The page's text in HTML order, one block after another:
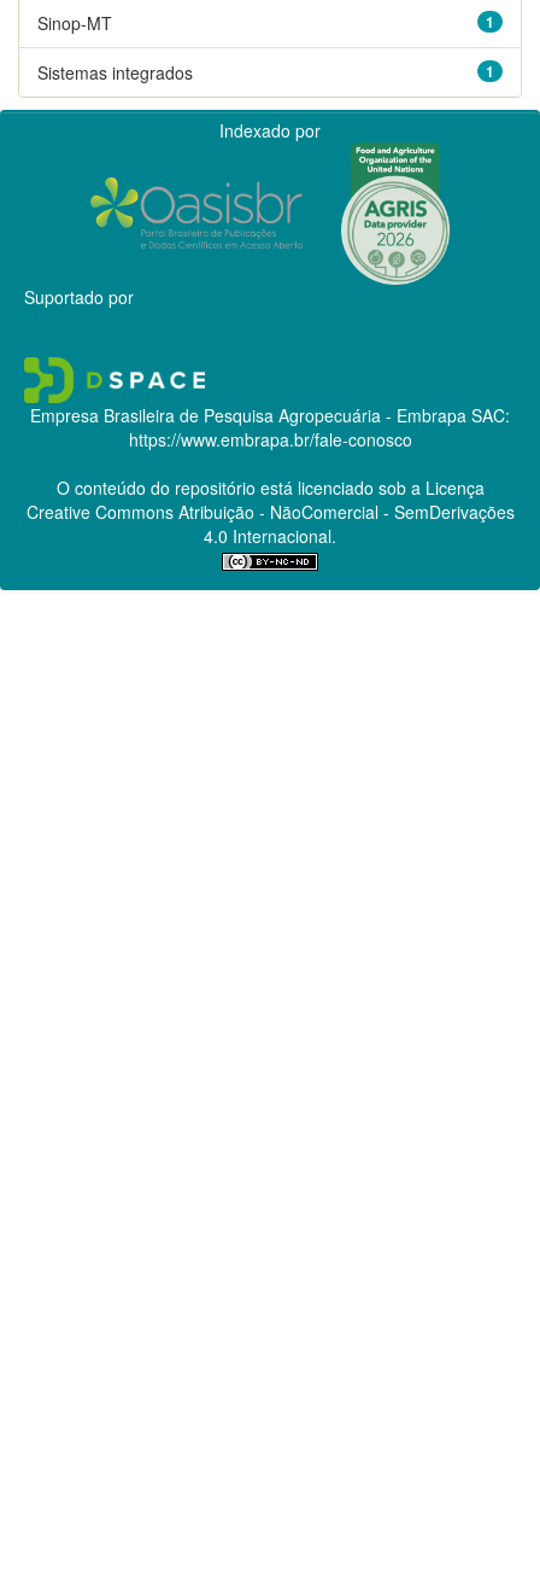
1
Sinop-MT
1
Sistemas integrados
Indexado por
Suportado por
Empresa Brasileira de Pesquisa Agropecuária - Embrapa SAC:
https://www.embrapa.br/fale-conosco
O conteúdo do repositório está licenciado sob a Licença
Creative CommonsAtribuição - NãoComercial - SemDerivações
4.0 Internacional.